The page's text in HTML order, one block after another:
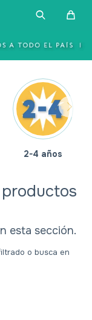
2-4 años
esta sección.
o busca en